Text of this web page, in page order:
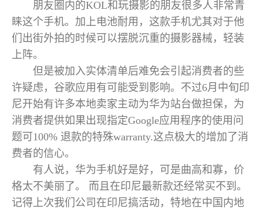
朋友圈内的KOL和玩摄影的朋友很多人非常青
睐这个手机。加上电池耐用，这款手机尤其对于他
们出街外拍的时候可以摆脱沉重的摄影器械，轻装
上阵。
但是被加入实体清单后难免会引起消费者的些
许疑虑，谷歌应用有可能受到影响。不过6月中旬印
尼开始有许多本地卖家主动为华为站台做担保，为
消费者提供如果出现指定Google应用程序的使用问
题可100% 退款的特殊warranty.这点极大的增加了消
费者的信心。
有人说，华为手机好是好，可是曲高和寡，价
格太不美丽了。 而且在印尼最新款还经常买不到。
记得上次我们公司在印尼搞活动，特地在中国内地